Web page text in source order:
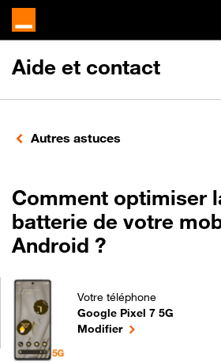
Aide et contact
Autres astuces
Comment optimiser
batterie de votre
Android ?
Votre téléphone
Google Pixel 7 5G
Comment optimiser la
Modifierle téléphone